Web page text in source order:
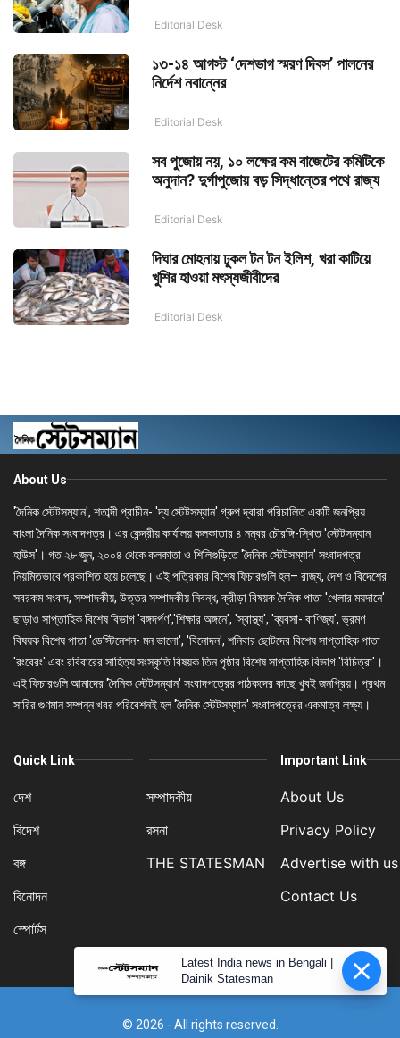
Editorial Desk
১৩-১৪ আগস্ট ‘দেশভাগ স্মরণ দিবস’ পালনের
নির্দেশ নবান্নের
Editorial Desk
সব পুজোয় নয়, ১০ লক্ষের কম বাজেটের কমিটিকে
অনুদান? দুর্গাপুজোয় বড় সিদ্ধান্তের পথে রাজ্য
Editorial Desk
দিঘার মোহনায় ঢুকল টন টন ইলিশ, খরা কাটিয়ে
খুশির হাওয়া মৎস্যজীবীদের
Editorial Desk
About Us
'দৈনিক স্টেটসম্যান', শতাব্দী প্রাচীন- 'দ্য স্টেটসম্যান' গ্রুপ দ্বারা পরিচালিত একটি জনপ্রিয়
বাংলা দৈনিক সংবাদপত্র। এর কেন্দ্রীয় কার্যালয় কলকাতার ৪ নম্বর চৌরঙ্গি-স্থিত 'স্টেটসম্যান
হাউস'। গত ২৮ জুন, ২০০৪ থেকে কলকাতা ও শিলিগুড়িতে 'দৈনিক স্টেটসম্যান' সংবাদপত্র
নিয়মিতভাবে প্রকাশিত হয়ে চলেছে। এই পত্রিকার বিশেষ ফিচারগুলি হল– রাজ্য, দেশ ও বিদেশের
সবরকম সংবাদ, সম্পাদকীয়, উত্তর সম্পাদকীয় নিবন্ধ, ক্রীড়া বিষয়ক দৈনিক পাতা 'খেলার ময়দানে'
ছাড়াও সাপ্তাহিক বিশেষ বিভাগ 'বঙ্গদর্পণ','শিক্ষার অঙ্গনে', 'স্বাস্থ্য', 'ব্যবসা- বাণিজ্য', ভ্রমণ
বিষয়ক বিশেষ পাতা 'ডেস্টিনেশন- মন ভালো', 'বিনোদন', শনিবার ছোটদের বিশেষ সাপ্তাহিক পাতা
'রংবেরং' এবং রবিবারের সাহিত্য সংস্কৃতি বিষয়ক তিন পৃষ্ঠার বিশেষ সাপ্তাহিক বিভাগ 'বিচিত্রা'।
এই ফিচারগুলি আমাদের 'দৈনিক স্টেটসম্যান' সংবাদপত্রের পাঠকদের কাছে খুবই জনপ্রিয়। প্রথম
সারির গুণমান সম্পন্ন খবর পরিবেশনই হল 'দৈনিক স্টেটসম্যান' সংবাদপত্রের একমাত্র লক্ষ্য।
Quick Link
দেশ
বিদেশ
বঙ্গ
বিনোদন
স্পোর্টস
সম্পাদকীয়
রসনা
THE STATESMAN
Important Link
About Us
Privacy Policy
Advertise with us
Contact Us
© 2026 - All rights reserved.
Latest India news in Bengali |
Dainik Statesman